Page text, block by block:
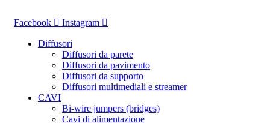
Facebook Instagram
Diffusori
Diffusori da parete
Diffusori da pavimento
Diffusori da supporto
Diffusori multimediali e streamer
CAVI
Bi-wire jumpers (bridges)
Cavi di alimentazione